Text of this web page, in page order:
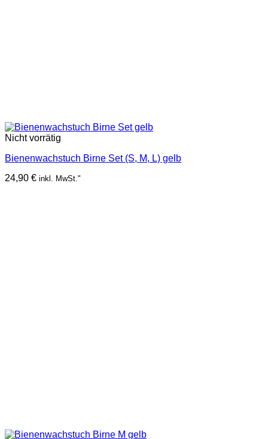
Nicht vorrätig
Bienenwachstuch Birne Set (S, M, L) gelb
24,90 € inkl. MwSt."